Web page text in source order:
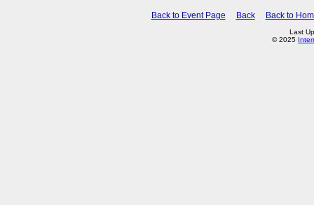
Back to Event Page Back Back to
Last
© 2025